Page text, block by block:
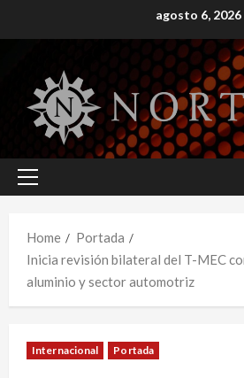
to
agosto 6, 2026
Primary
Home
Portada
Inicia revisión bilateral del T-MEC
aluminio y sector automotriz
Internacional Portada